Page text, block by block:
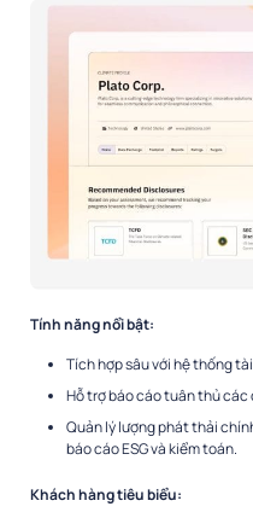
Tính năng nổi bật:
Tích hợp sâu với hệ thống
Hỗ trợ báo cáo tuân thủ các
Quản lý lượng phát thải
báo cáo ESG và kiểm toán.
Khách hàng tiêu biểu: